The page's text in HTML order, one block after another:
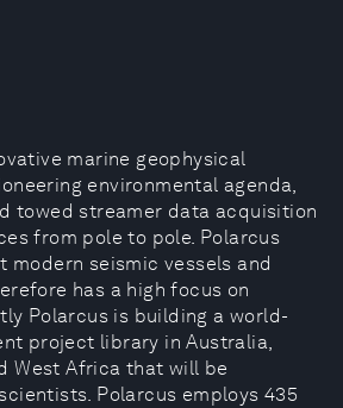
marine geophysical
environmental agenda,
towed streamer data acquisition
from pole to pole. Polarcus
modern seismic vessels and
has a high focus on
Polarcus is building a world-
project library in Australia,
West Africa that will be
Polarcus employs 435